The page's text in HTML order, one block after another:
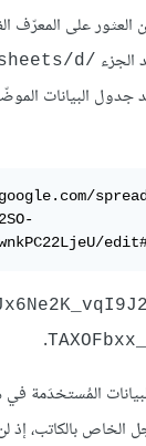
على المعرّف
d/‎
جدول البيانات
.
المُستخدَمة في
بالكاتب، إذ